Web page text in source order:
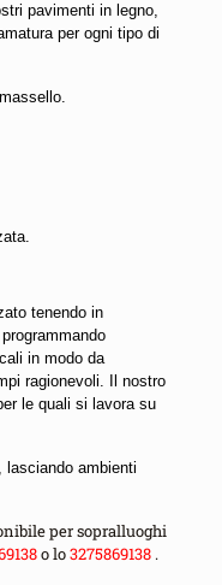
pavimenti in legno,
per ogni tipo di
tenendo in
in modo da
ragionevoli. Il nostro
le quali si lavora su
lasciando ambienti
per sopralluoghi
o lo3275869138 .